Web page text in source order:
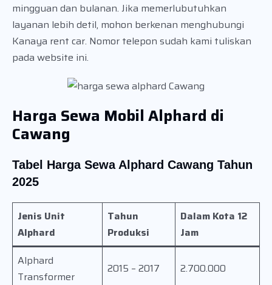
mingguan dan bulanan. Jika memerlubutuhkan
layanan lebih detil, mohon berkenan menghubungi
Kanaya rent car. Nomor telepon sudah kami tuliskan
pada website ini.
Harga Sewa Mobil Alphard di
Cawang
Tabel Harga Sewa Alphard Cawang Tahun
2025
Jenis Unit
Alphard
Tahun
Produksi
Dalam Kota 12
Jam
Alphard
Transformer
2015 – 2017 2.700.000